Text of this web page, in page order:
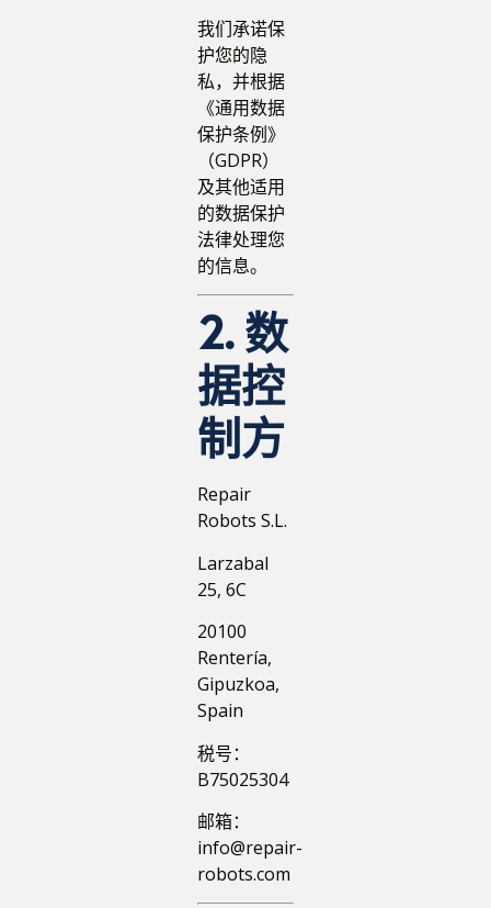
我们承诺保
护您的隐
私，并根据
《通用数据
保护条例》
（GDPR）
及其他适用
的数据保护
法律处理您
的信息。
2. 数
据控
制方
Repair
Robots S.L.
Larzabal
25, 6C
20100
Rentería,
Gipuzkoa,
Spain
税号：
B75025304
邮箱：
info@repair-
robots.com